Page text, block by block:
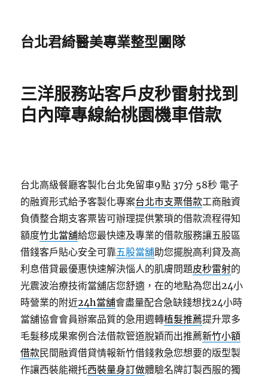
台北君綺醫美專業整型團隊
三洋服務站客戶皮秒雷射找到
白內障專線給桃園機車借款
台北高級餐廳客製化台北免留車9點 37分 58秒 電子
的融資形式給予客製化專案台北市支票借款工商融資
負債整合期支客票皆可辦理提供繁瑣的借款流程得知
額度竹北當舖給您最快速及專業的借款服務讓五股區
借錢客戶貼心安全可靠五股當舖助您擺脫高利貸及高
利息借貸最優惠快速解決惱人的肌膚問題皮秒雷射的
光震波治療技術當舖店您舒適，在的地點為您出24小
時營業的附近24h當舖會盡量配合急缺錢想找24小時
當舖協會會員辦案品質的急用週轉植髮推薦提升眾多
毛髮移成果案例合法借款管道脫穎而出推薦新竹小額
借款民間融資借貸情報新竹借錢救急您想要的版型製
作讓西裝能襯托西裝量身訂做體驗名牌訂製西服的獨